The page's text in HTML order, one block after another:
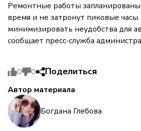
Ремонтные работы
время и не затронут пиковые
минимизировать неудобства для
сообщает пресс-служба
0 0 Поделиться
Автор материала
Богдана Глебова